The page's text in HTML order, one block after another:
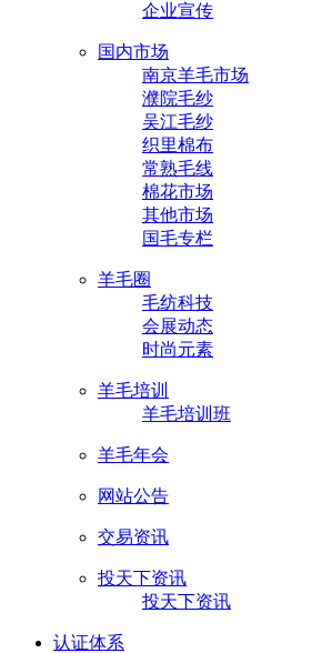
企业宣传
国内市场
南京羊毛市场
濮院毛纱
吴江毛纱
织里棉布
常熟毛线
棉花市场
其他市场
国毛专栏
羊毛圈
毛纺科技
会展动态
时尚元素
羊毛培训
羊毛培训班
羊毛年会
网站公告
交易资讯
投天下资讯
投天下资讯
认证体系